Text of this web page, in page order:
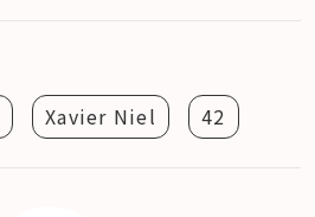
Xavier Niel 42